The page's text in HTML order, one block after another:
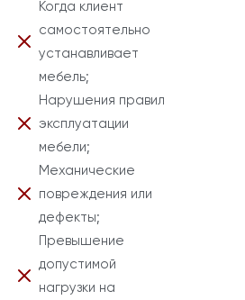
Когда клиент
самостоятельно
устанавливает
мебель;
Нарушения правил
эксплуатации
мебели;
Механические
повреждения или
дефекты;
Превышение
допустимой
нагрузки на